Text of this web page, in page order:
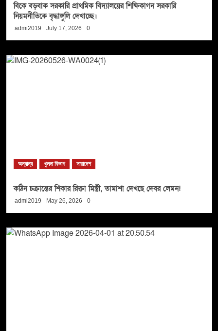
বিকে বড়বাক সরকারি প্রাথমিক বিদ্যালয়ের শিক্ষিকাগন সরকারি
নিয়মনীতিকে বৃদ্ধাঙ্গুলি দেখাচ্ছে।
admi2019 July 17, 2026 0
অন্যান্য খুলনা বিভাগ সারাদেশ
কঠিন চক্রান্তের শিকার রিক্তা মিস্ত্রী, তামাশা দেখছে দেবর লেমন!
admi2019 May 26, 2026 0